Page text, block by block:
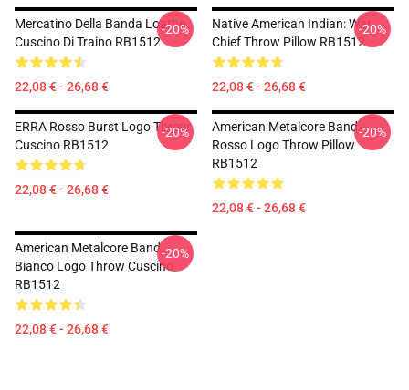
Mercatino Della Banda Loathe
Cuscino Di Traino RB1512
22,08 € - 26,68 €
-20%
Native American Indian: War
Chief Throw Pillow RB1512
22,08 € - 26,68 €
-20%
ERRA Rosso Burst Logo Throw
Cuscino RB1512
22,08 € - 26,68 €
-20%
American Metalcore Band
Rosso Logo Throw Pillow
RB1512
22,08 € - 26,68 €
-20%
American Metalcore Band
Bianco Logo Throw Cuscino
RB1512
22,08 € - 26,68 €
-20%